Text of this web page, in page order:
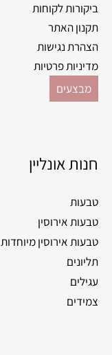
ביקורות לקוחות
תקנון האתר
הצהרת נגישות
מדיניות פרטיות
מבצעים
חנות אונליין
טבעות
טבעות אירוסין
טבעות אירוסין מיוחדות
תליונים
עגילים
צמידים